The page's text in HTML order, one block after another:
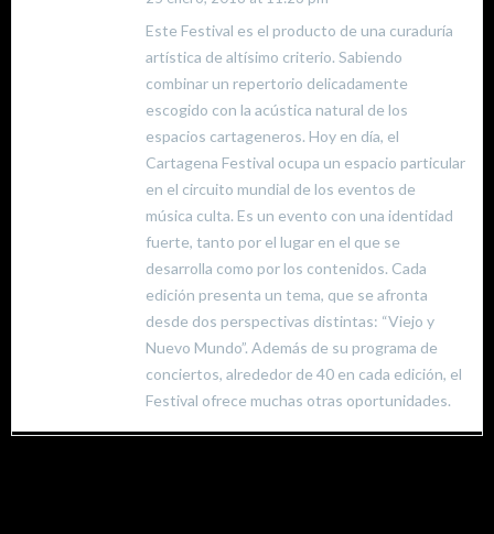
Este Festival es el producto de una curaduría
artística de altísimo criterio. Sabiendo
combinar un repertorio delicadamente
escogido con la acústica natural de los
espacios cartageneros. Hoy en día, el
Cartagena Festival ocupa un espacio particular
en el circuito mundial de los eventos de
música culta. Es un evento con una identidad
fuerte, tanto por el lugar en el que se
desarrolla como por los contenidos. Cada
edición presenta un tema, que se afronta
desde dos perspectivas distintas: “Viejo y
Nuevo Mundo”. Además de su programa de
conciertos, alrededor de 40 en cada edición, el
Festival ofrece muchas otras oportunidades.